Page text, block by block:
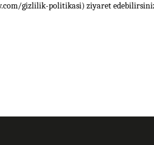
gizlilik-politikasi) ziyaret